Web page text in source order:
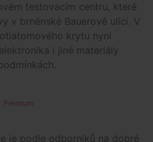
testovacím centru, které
v brněnské Bauerově ulici. V
krytu nyní
i jiné materiály
Premium
je podle odborníků na dobré